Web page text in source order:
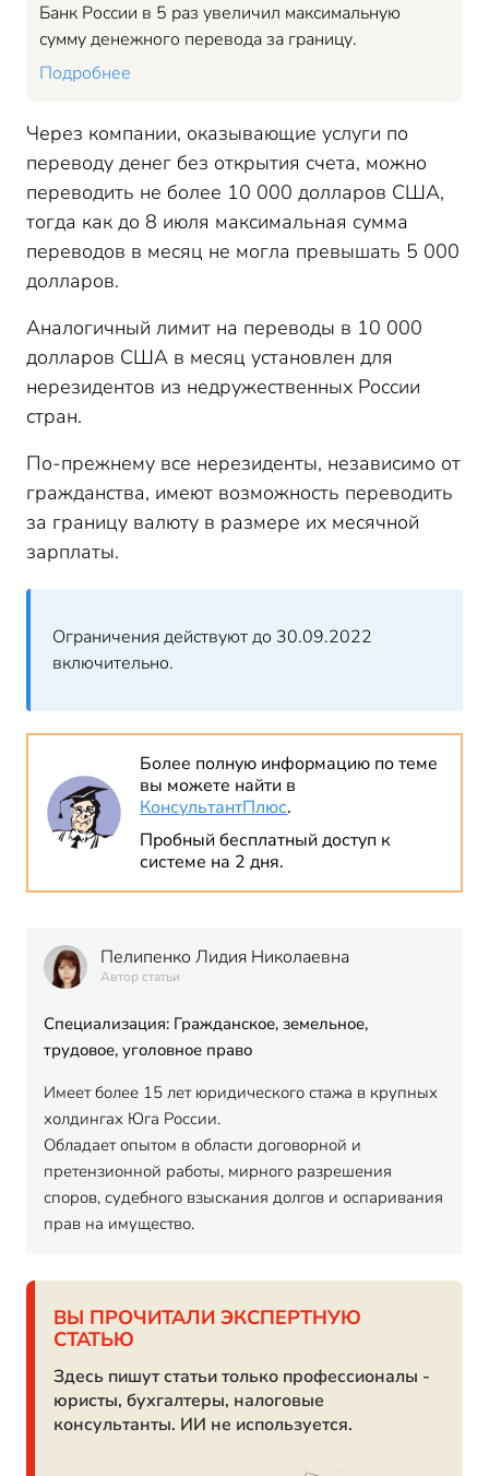
Банк России в 5 раз увеличил максимальную
сумму денежного перевода за границу.
Подробнее
Через компании, оказывающие услуги по
переводу денег без открытия счета, можно
переводить не более 10 000 долларов США,
тогда как до 8 июля максимальная сумма
переводов в месяц не могла превышать 5 000
долларов.
Аналогичный лимит на переводы в 10 000
долларов США в месяц установлен для
нерезидентов из недружественных России
стран.
По-прежнему все нерезиденты, независимо от
гражданства, имеют возможность переводить
за границу валюту в размере их месячной
зарплаты.
Ограничения действуют до 30.09.2022
включительно.
Более полную информацию по теме
вы можете найти в
КонсультантПлюс.
Пробный бесплатный доступ к
системе на 2 дня.
Пелипенко Лидия Николаевна
Автор статьи
Специализация: Гражданское, земельное,
трудовое, уголовное право
Имеет более 15 лет юридического стажа в крупных
холдингах Юга России.
Обладает опытом в области договорной и
претензионной работы, мирного разрешения
споров, судебного взыскания долгов и оспаривания
прав на имущество.
ВЫ ПРОЧИТАЛИ ЭКСПЕРТНУЮ
СТАТЬЮ
Здесь пишут статьи только профессионалы -
юристы, бухгалтеры, налоговые
консультанты. ИИ не используется.